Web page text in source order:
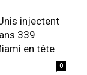
injectent
339
en tête
0